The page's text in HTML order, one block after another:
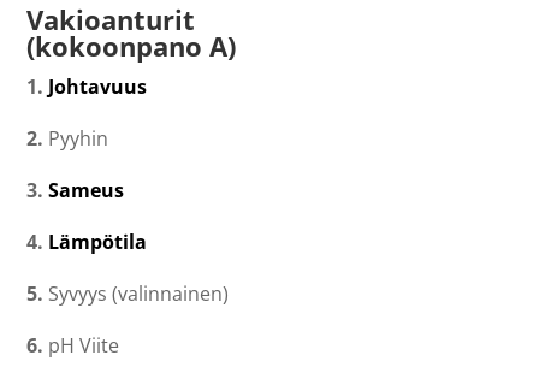
Vakioanturit
(kokoonpano A)
1. Johtavuus
2. Pyyhin
3.Sameus
4. Lämpötila
5. Syvyys (valinnainen)
6. pH Viite